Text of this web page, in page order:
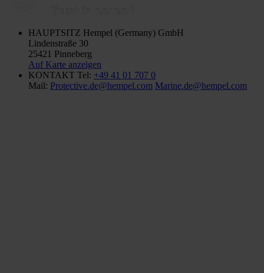
HAUPTSITZ Hempel (Germany) GmbH
Lindenstraße 30
25421 Pinneberg
Auf Karte anzeigen
KONTAKT Tel: +49 41 01 707 0
Mail: Protective.de@hempel.com Marine.de@hempel.com